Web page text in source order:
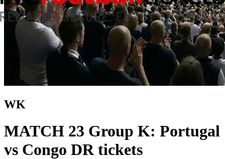
WK
MATCH 23 Group K: Portugal
vs Congo DR tickets